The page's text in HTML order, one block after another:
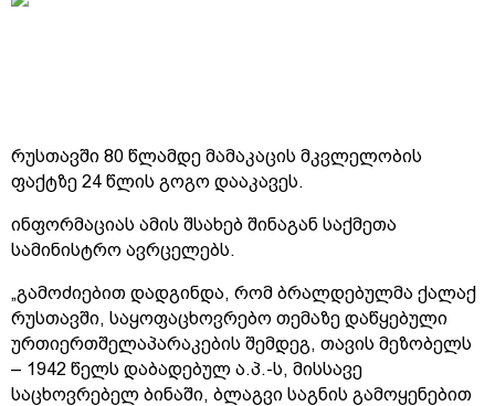
რუსთავში 80 წლამდე მამაკაცის მკვლელობის
ფაქტზე 24 წლის გოგო დააკავეს.
ინფორმაციას ამის შსახებ შინაგან საქმეთა
სამინისტრო ავრცელებს.
„გამოძიებით დადგინდა, რომ ბრალდებულმა ქალაქ
რუსთავში, საყოფაცხოვრებო თემაზე დაწყებული
ურთიერთშელაპარაკების შემდეგ, თავის მეზობელს
– 1942 წელს დაბადებულ ა.პ.-ს, მისსავე
საცხოვრებელ ბინაში, ბლაგვი საგნის გამოყენებით